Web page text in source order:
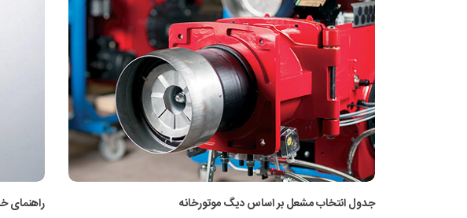
جدول انتخاب مشعل بر اساس دیگ موتورخانه راهنمای